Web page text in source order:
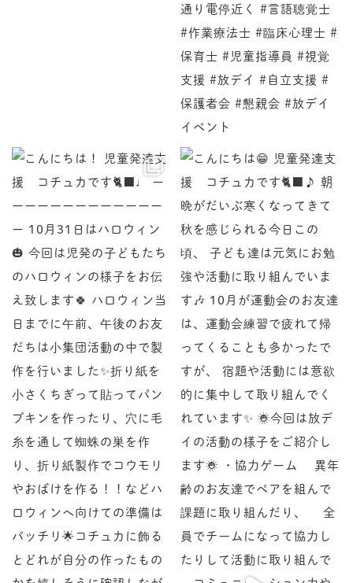
♩ ーーーーーーーーーーーーーー 10月31日はハロ
児童発達支援 コチュカです